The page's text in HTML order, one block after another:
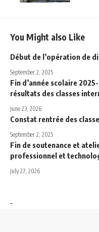
You Might also Like
Début de l’opération de
September 2, 2025
Fin d’année scolaire
résultats des classes
June 23, 2026
Constat rentrée des
September 2, 2025
Fin de soutenance et
professionnel et
July 27, 2026
-